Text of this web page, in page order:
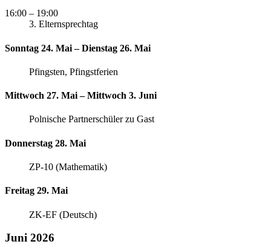
16:00 – 19:00
3. Elternsprechtag
Sonntag 24. Mai – Dienstag 26. Mai
Pfingsten, Pfingstferien
Mittwoch 27. Mai – Mittwoch 3. Juni
Polnische Partnerschüler zu Gast
Donnerstag 28. Mai
ZP-10 (Mathematik)
Freitag 29. Mai
ZK-EF (Deutsch)
Juni 2026